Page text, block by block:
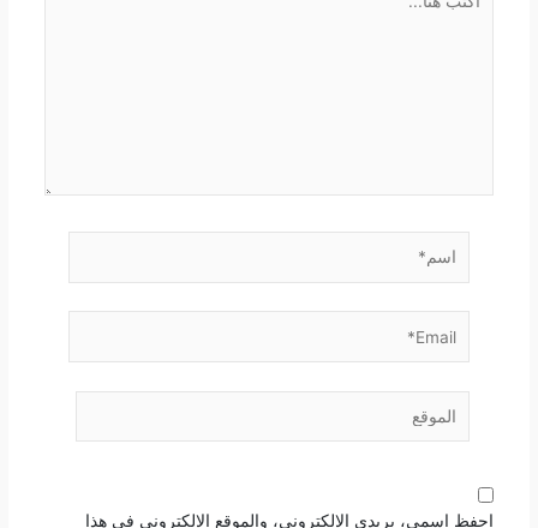
هنا...
احفظ اسمي، بريدي الإلكتروني، والموقع الإلكتروني في هذا